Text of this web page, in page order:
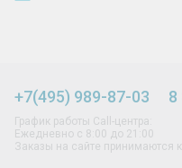
+7(495) 989-87-03 8
График работы Call-центра:
Ежедневно с 8:00 до 21:00
Заказы на сайте принимаются